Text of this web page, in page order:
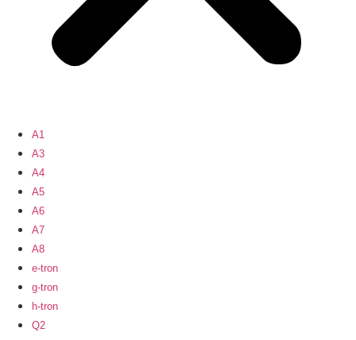
A1
A3
A4
A5
A6
A7
A8
e-tron
g-tron
h-tron
Q2